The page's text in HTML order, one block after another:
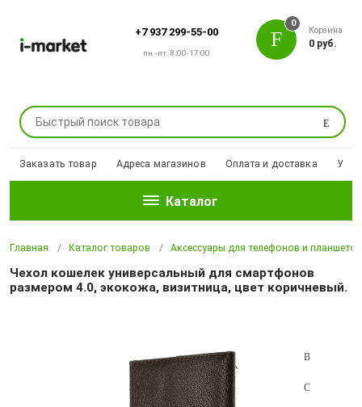
+7 937 299-55-00
пн.-пт. 8:00-17:00
Поиск
0
Корзина
0 руб.
Заказать товар Адреса магазинов Оплата и доставка
Каталог
Главная Каталог товаров Аксессуары для телефонов и планшетов
Чехол кошелек универсальный для смартфонов
размером 4.0, экокожа, визитница, цвет коричневый.